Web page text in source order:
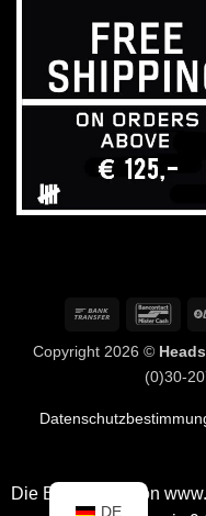
Copyright 2026 ©
(0)30-
Die Bewertung von
DE